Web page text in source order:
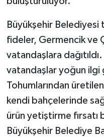
Büyükşehir Belediyesi
fideler, Germencik ve
vatandaşlara dağıtıldı.
vatandaşlar yoğun
Tohumlarından
kendi bahçelerinde
ürün yetiştirme fırsatı
Büyükşehir Belediye
ŞİRKET HABERLERİ
SPOR
TEKNOLOJİ
YAŞAM